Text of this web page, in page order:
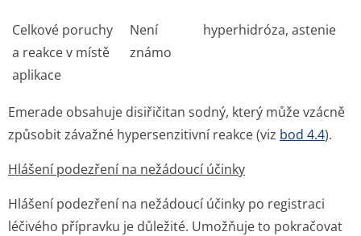
Celkové poruchy
a reakce v místě
aplikace
Není
známo
hyperhidróza, astenie
Emerade obsahuje disiřičitan sodný, který může vzácně
způsobit závažné hypersenzitivní reakce (viz bod 4.4).
Hlášení podezření na nežádoucí účinky
Hlášení podezření na nežádoucí účinky po registraci
léčivého přípravku je důležité. Umožňuje to pokračovat